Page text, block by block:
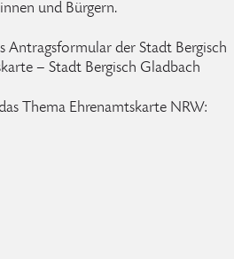
und Bürgern.
Antragsformular der Stadt Bergisch
– Stadt Bergisch Gladbach
Thema Ehrenamtskarte NRW: